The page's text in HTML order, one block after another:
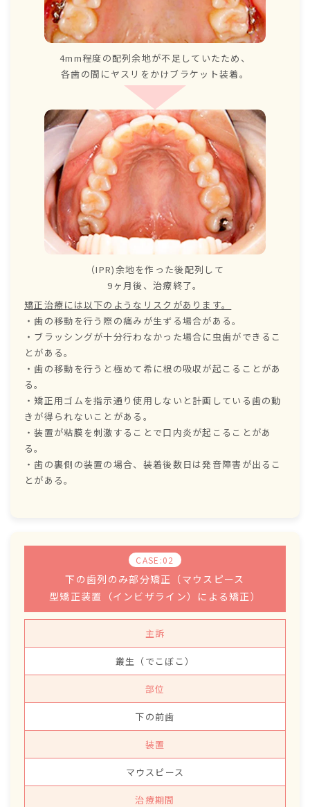
4mm程度の配列余地が不足していたため、
各歯の間にヤスリをかけブラケット装着。
（IPR)余地を作った後配列して
9ヶ月後、治療終了。
矯正治療には以下のようなリスクがあります。
・歯の移動を行う際の痛みが生ずる場合がある。
・ブラッシングが十分行わなかった場合に虫歯ができるこ
とがある。
・歯の移動を行うと極めて希に根の吸収が起こることがあ
る。
・矯正用ゴムを指示通り使用しないと計画している歯の動
きが得られないことがある。
・装置が粘膜を刺激することで口内炎が起こることがあ
る。
・歯の裏側の装置の場合、装着後数日は発音障害が出るこ
とがある。
CASE:02
下の歯列のみ部分矯正（マウスピース
型矯正装置（インビザライン）による矯正）
主訴
叢生（でこぼこ）
部位
下の前歯
装置
マウスピース
治療期間